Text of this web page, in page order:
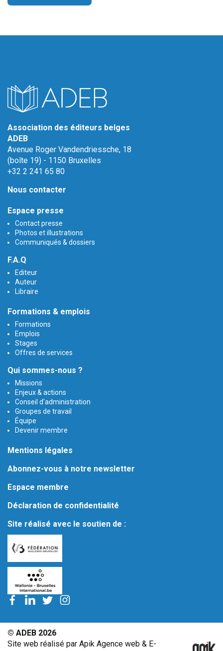
Association des éditeurs belges
ADEB
Avenue Roger Vandendriessche, 18
(boîte 19) - 1150 Bruxelles
+32 2 241 65 80
Nous contacter
Espace presse
Contact presse
Photos et illustrations
Communiqués & dossiers
F.A.Q
Editeur
Auteur
Libraire
Formations & emplois
Formations
Emplois
Stages
Offres de services
Qui sommes-nous ?
Missions
Enjeux & actions
Conseil d'administration
Groupes de travail
Équipe
Devenir membre
Mentions légales
Abonnez-vous à notre newsletter
Espace membre
Déclaration de confidentialité
Site réalisé avec le soutien de :
© ADEB 2026
Site web réalisé par Apik Agence web & E-